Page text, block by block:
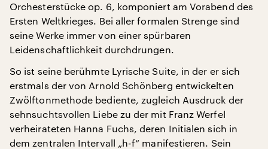
Orchesterstücke op. 6, komponiert am Vorabend des
Ersten Weltkrieges. Bei aller formalen Strenge sind
seine Werke immer von einer spürbaren
Leidenschaftlichkeit durchdrungen.
So ist seine berühmte Lyrische Suite, in der er sich
erstmals der von Arnold Schönberg entwickelten
Zwölftonmethode bediente, zugleich Ausdruck der
sehnsuchtsvollen Liebe zu der mit Franz Werfel
verheirateten Hanna Fuchs, deren Initialen sich in
dem zentralen Intervall „h-f“ manifestieren. Sein